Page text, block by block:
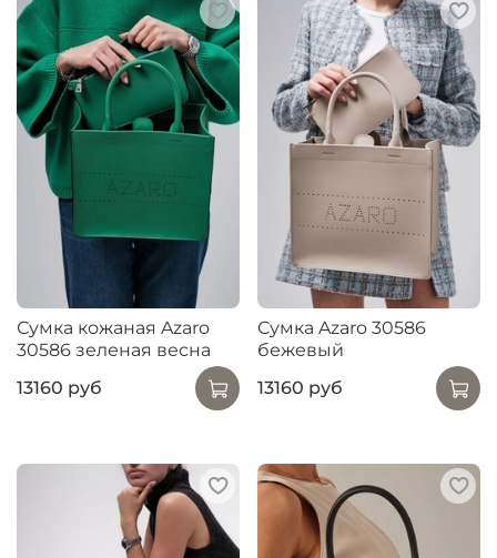
Сумка кожаная Azaro
30586 зеленая весна
13160 руб
Сумка Azaro 30586
бежевый
13160 руб